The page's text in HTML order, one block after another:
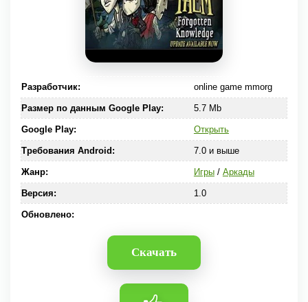
Разработчик: online game mmorg
Размер по данным Google Play: 5.7 Mb
Google Play: Открыть
Требования Android: 7.0 и выше
Жанр: Игры/ Аркады
Версия: 1.0
Обновлено:
Скачать